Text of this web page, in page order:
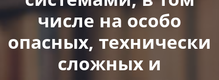
числе на особо
опасных, технически
сложных и